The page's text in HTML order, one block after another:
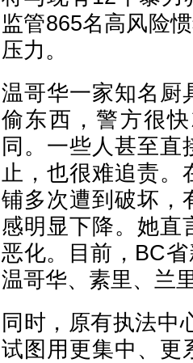
监管865名高风险
压力。
温哥华一家知名厨
偷东西，警方很
同。一些人甚至
止，也很难追责。
铺多次遭到破坏，
感明显下降。她直
恶化。目前，BC
温哥华、素里、兰
同时，原有执法中
试图用更集中、更